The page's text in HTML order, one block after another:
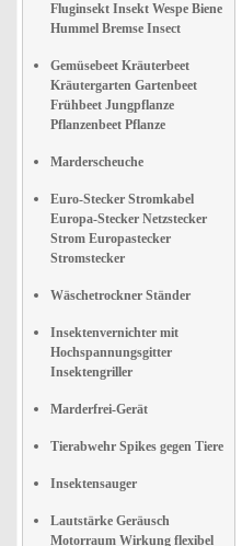
Fluginsekt Insekt Wespe Biene
Hummel Bremse Insect
Gemüsebeet Kräuterbeet
Kräutergarten Gartenbeet
Frühbeet Jungpflanze
Pflanzenbeet Pflanze
Marderscheuche
Euro-Stecker Stromkabel
Europa-Stecker Netzstecker
Strom Europastecker
Stromstecker
Wäschetrockner Ständer
Insektenvernichter mit
Hochspannungsgitter
Insektengriller
Marderfrei-Gerät
Tierabwehr Spikes gegen Tiere
Insektensauger
Lautstärke Geräusch
Motorraum Wirkung flexibel